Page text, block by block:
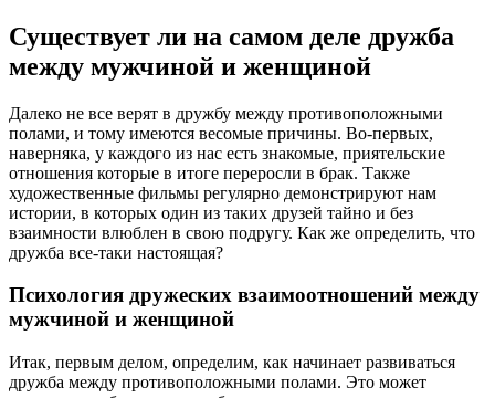
Существует ли на самом деле дружба
между мужчиной и женщиной
Далеко не все верят в дружбу между противоположными
полами, и тому имеются весомые причины. Во-первых,
наверняка, у каждого из нас есть знакомые, приятельские
отношения которые в итоге переросли в брак. Также
художественные фильмы регулярно демонстрируют нам
истории, в которых один из таких друзей тайно и без
взаимности влюблен в свою подругу. Как же определить, что
дружба все-таки настоящая?
Психология дружеских взаимоотношений между
мужчиной и женщиной
Итак, первым делом, определим, как начинает развиваться
дружба между противоположными полами. Это может